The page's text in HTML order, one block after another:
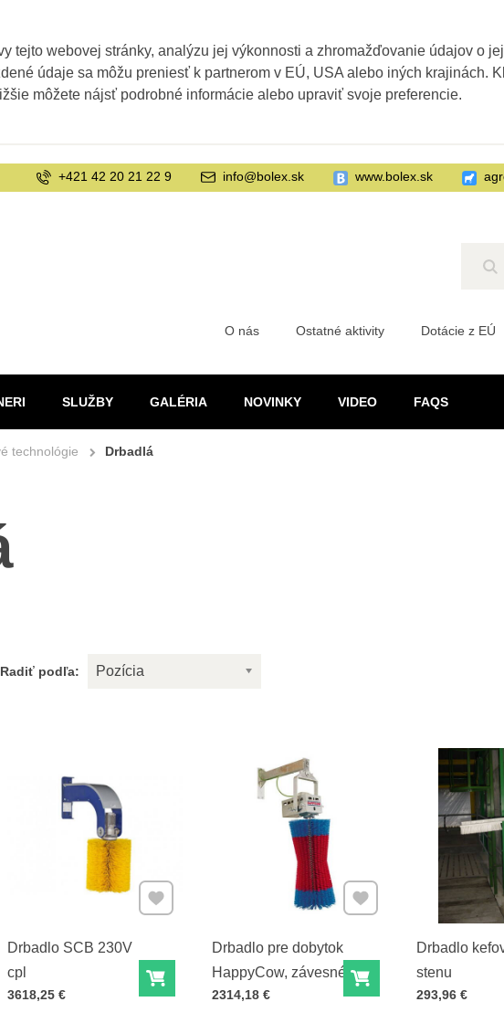
SLUŽBY GALÉRIA NOVINKY VIDEO FAQS
O nás Ostatné aktivity Dotácie z EÚ
+421 42 20 21 22 9 info@bolex.sk www.bolex.sk
technológie Drbadlá
Radiť podľa: Pozícia
Drbadlo SCB 230V
cpl
Cena s DPH
3618,25 € Do košíka
Pridať k Obľúbeným
Drbadlo pre dobytok
HappyCow, závesné
Cena s DPH
2314,18 € Do košíka
Pridať k Obľúbeným
Drbadlo
stenu
Cena s DPH
293,96 €
tejto webovej stránky, analýzu jej výkonnosti a zhromažďovanie údajov o
údaje sa môžu preniesť k partnerom v EÚ, USA alebo iných krajinách.
môžete nájsť podrobné informácie alebo upraviť svoje preferencie.